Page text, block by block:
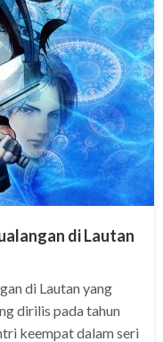
di Lautan
di Lautan yang
dirilis pada tahun
keempat dalam seri